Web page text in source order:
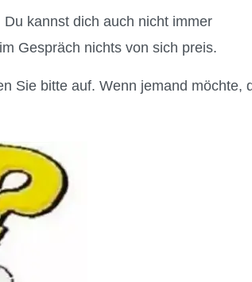
kannst dich auch nicht immer
Gespräch nichts von sich preis.
Sie bitte auf. Wenn jemand möchte,